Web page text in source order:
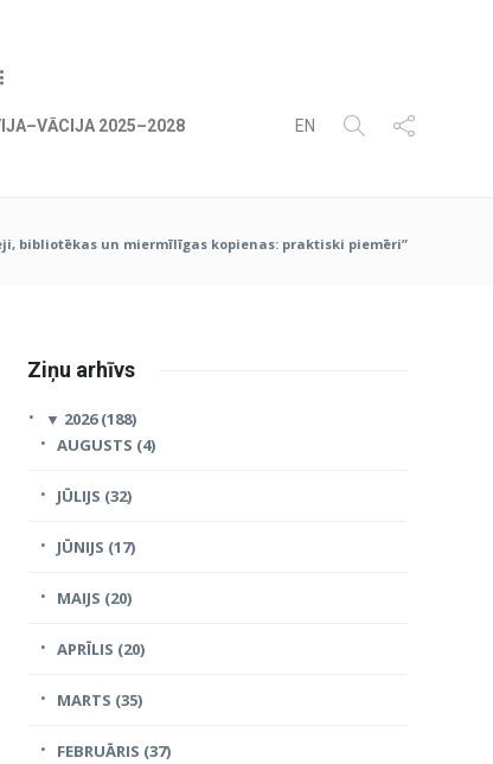
2025–2028 EN
bibliotēkas un miermīlīgas kopienas: praktiski piemēri”
Ziņu arhīvs
▼ 2026 (188)
AUGUSTS (4)
JŪLIJS (32)
JŪNIJS (17)
MAIJS (20)
APRĪLIS (20)
MARTS (35)
FEBRUĀRIS (37)